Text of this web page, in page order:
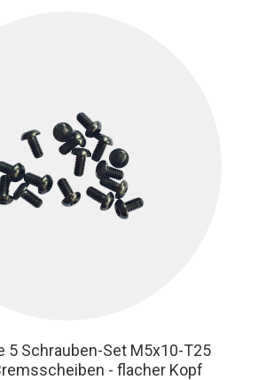
5 Schrauben-Set M5x10-T25
- flacher Kopf